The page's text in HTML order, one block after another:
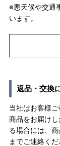
※悪天候や交通
います。
返品・交換
当社はお客様ご
商品をお届け
る場合には、
までご連絡くだ